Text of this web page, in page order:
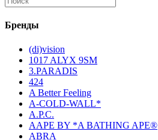
Бренды
(di)vision
1017 ALYX 9SM
3.PARADIS
424
A Better Feeling
A-COLD-WALL*
A.P.C.
AAPE BY *A BATHING APE®
ABRA